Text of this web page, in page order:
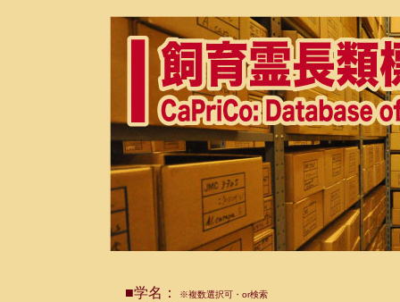
■学名： ※複数選択可・or検索